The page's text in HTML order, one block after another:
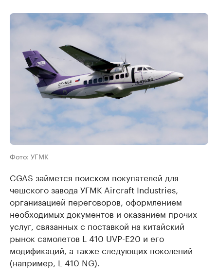
Фото: УГМК
CGAS займется поиском покупателей для
чешского завода УГМК Aircraft Industries,
организацией переговоров, оформлением
необходимых документов и оказанием прочих
услуг, связанных с поставкой на китайский
рынок самолетов L 410 UVP-E20 и его
модификаций, а также следующих поколений
(например, L 410 NG).